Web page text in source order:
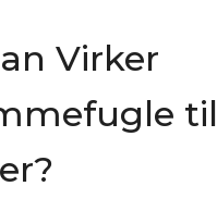
Virker
til